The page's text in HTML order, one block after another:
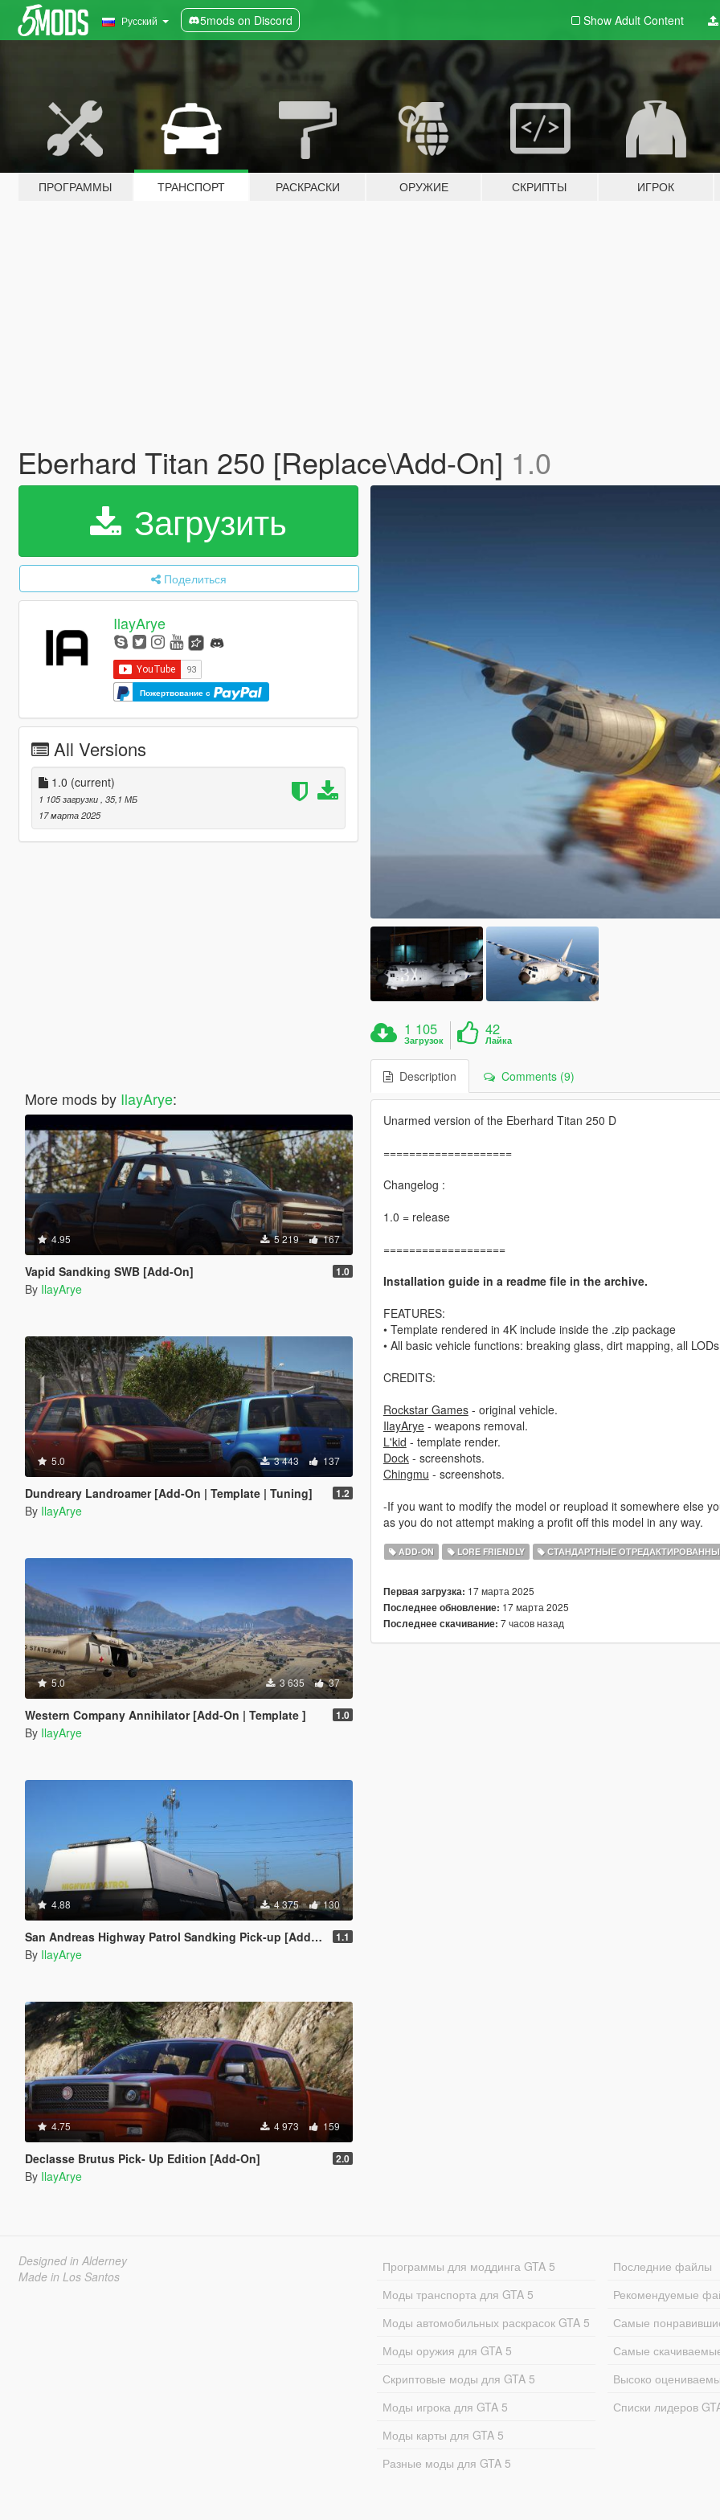
Русский 5mods on Discord Show Adult Content
ПРОГРАММЫ ТРАНСПОРТ РАСКРАСКИ ОРУЖИЕ СКРИПТЫ ИГРОК
Eberhard Titan 250 [Replace\Add-On] 1.0
Загрузить
Поделиться
IlayArye
Пожертвование с
All Versions
1.0 (current)
1 105 загрузки , 35,1 МБ
17 марта 2025
More mods by IlayArye:
4.95 5 219 167
Vapid Sandking SWB [Add-On] 1.0
By IlayArye
5.0 3 443 137
Dundreary Landroamer [Add-On | Template | Tuning] 1.2
By IlayArye
5.0 3 635 37
Western Company Annihilator [Add-On | Template ] 1.0
By IlayArye
4.88 4 375 130
San Andreas Highway Patrol Sandking Pick-up [Add-On ] 1.1
By IlayArye
4.75 4 973 159
Declasse Brutus Pick- Up Edition [Add-On] 2.0
By IlayArye
1 105
Загрузок
42
Лайка
Description Comments (9)
Unarmed version of the Eberhard Titan 250 D
====================
Changelog :
1.0 = release
===================
Installation guide in a readme file in the archive.
FEATURES:
• Template rendered in 4K include inside the .zip package
• All basic vehicle functions: breaking glass, dirt mapping, all
CREDITS:
Rockstar Games- original vehicle.
IlayArye- weapons removal.
L'kid - template render.
Dock- screenshots.
Chingmu - screenshots.
-If you want to modify the model or reupload it somewhere else
as you do not attempt making a profit off this model in any way.
ADD-ON LORE FRIENDLY СТАНДАРТНЫЕ
Первая загрузка: 17 марта 2025
Последнее обновление: 17 марта 2025
Последнее скачивание: 7 часов назад
Designed in Alderney
Made in Los Santos
Программы для моддинга GTA 5
Моды транспорта для GTA 5
Моды автомобильных раскрасок GTA 5
Моды оружия для GTA 5
Скриптовые моды для GTA 5
Моды игрока для GTA 5
Моды карты для GTA 5
Разные моды для GTA 5
Последние файлы
Рекомендуемые
Самые
Самые
Высоко
Списки лидеров